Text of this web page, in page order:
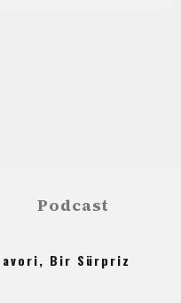
Podcast
Bir Sürpriz